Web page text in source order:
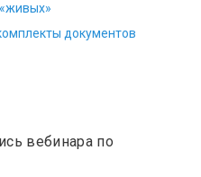
документов
вебинара по